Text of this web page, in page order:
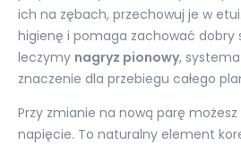
ich na zębach, przechowuj je w
higienę i pomaga zachować dobry
leczymy nagryz pionowy,
znaczenie dla przebiegu całego
Przy zmianie na nową parę
napięcie. To naturalny element